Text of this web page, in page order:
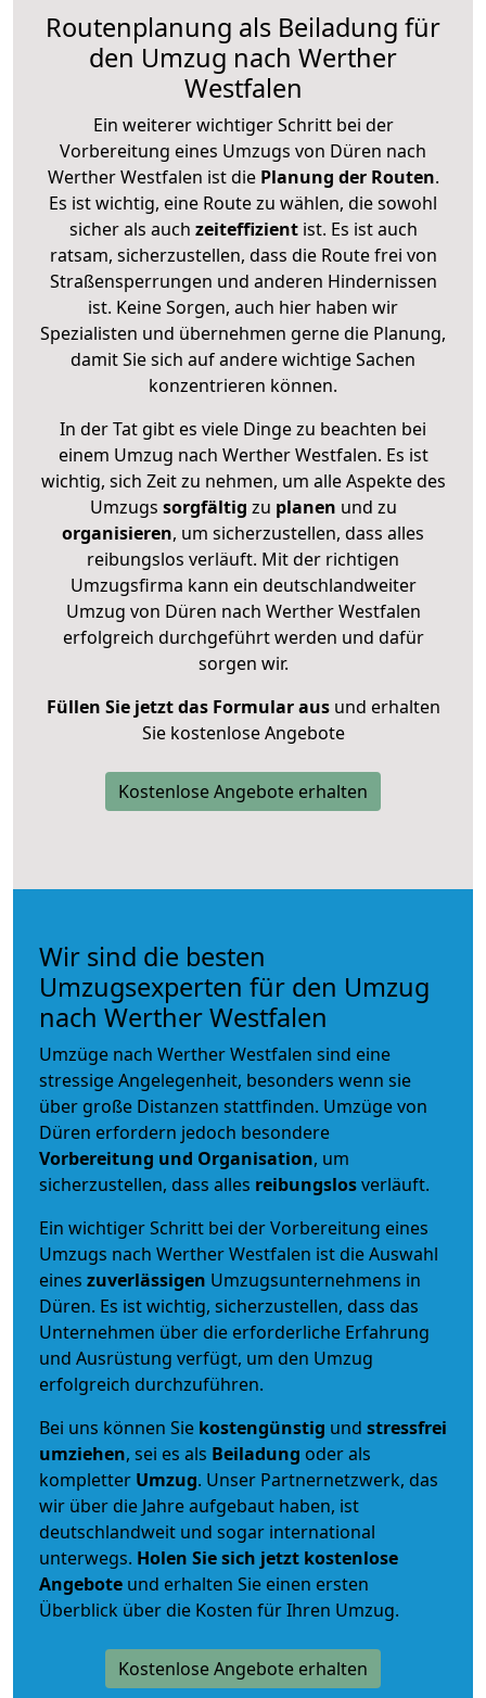
Routenplanung als Beiladung für
den Umzug nach Werther
Westfalen
Ein weiterer wichtiger Schritt bei der
Vorbereitung eines Umzugs von Düren nach
Werther Westfalen ist diePlanung der Routen.
Es ist wichtig, eine Route zu wählen, die sowohl
sicher als auch zeiteffizientist. Es ist auch
ratsam, sicherzustellen, dass die Route frei von
Straßensperrungen und anderen Hindernissen
ist. Keine Sorgen, auch hier haben wir
Spezialisten und übernehmen gerne die Planung,
damit Sie sich auf andere wichtige Sachen
konzentrieren können.
In der Tat gibt es viele Dinge zu beachten bei
einem Umzug nach Werther Westfalen. Es ist
wichtig, sich Zeit zu nehmen, um alle Aspekte des
Umzugs sorgfältig zu planen und zu
organisieren, um sicherzustellen, dass alles
reibungslos verläuft. Mit der richtigen
Umzugsfirma kann ein deutschlandweiter
Umzug von Düren nach Werther Westfalen
erfolgreich durchgeführt werden und dafür
sorgen wir.
Füllen Sie jetzt das Formular ausund erhalten
Sie kostenlose Angebote
Kostenlose Angebote erhalten
Wir sind die besten
Umzugsexperten für den Umzug
nach Werther Westfalen
Umzüge nach Werther Westfalen sind eine
stressige Angelegenheit, besonders wenn sie
über große Distanzen stattfinden. Umzüge von
Düren erfordern jedoch besondere
Vorbereitung und Organisation, um
sicherzustellen, dass alles reibungslosverläuft.
Ein wichtiger Schritt bei der Vorbereitung eines
Umzugs nach Werther Westfalen ist die Auswahl
eines zuverlässigen Umzugsunternehmens in
Düren. Es ist wichtig, sicherzustellen, dass das
Unternehmen über die erforderliche Erfahrung
und Ausrüstung verfügt, um den Umzug
erfolgreich durchzuführen.
Bei uns können Sie kostengünstig und stressfrei
umziehen, sei es als Beiladung oder als
kompletter Umzug. Unser Partnernetzwerk, das
wir über die Jahre aufgebaut haben, ist
deutschlandweit und sogar international
unterwegs. Holen Sie sich jetzt kostenlose
Angebote und erhalten Sie einen ersten
Überblick über die Kosten für Ihren Umzug.
Kostenlose Angebote erhalten